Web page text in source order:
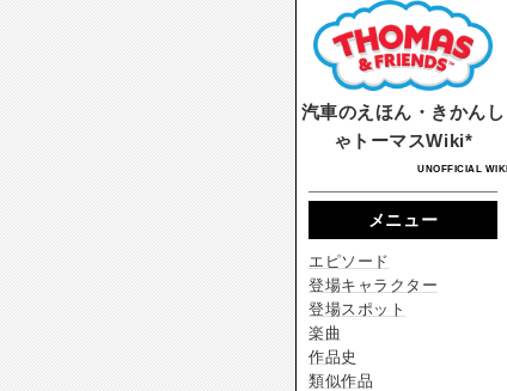
汽車のえほん・きかんし
ゃトーマスWiki*
UNOFFICIAL WIKI
メニュー
エピソード
登場キャラクター
登場スポット
楽曲
作品史
類似作品